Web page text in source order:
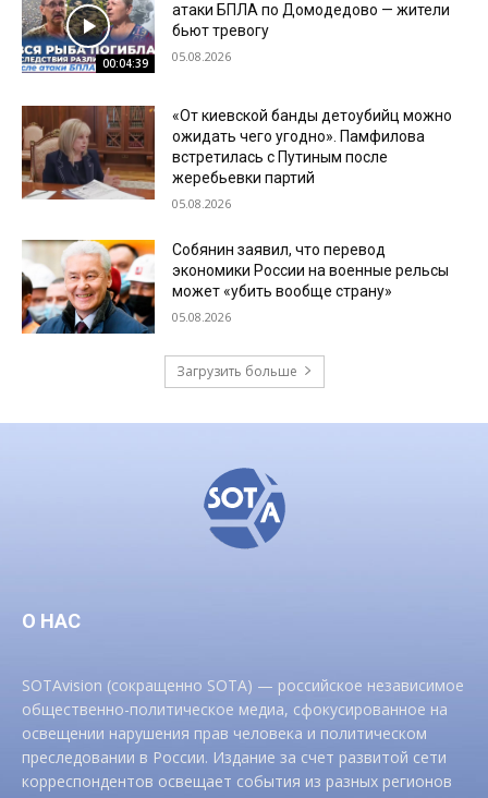
00:04:39
атаки БПЛА по Домодедово — жители
бьют тревогу
05.08.2026
«От киевской банды детоубийц можно
ожидать чего угодно». Памфилова
встретилась с Путиным после
жеребьевки партий
05.08.2026
Собянин заявил, что перевод
экономики России на военные рельсы
может «убить вообще страну»
05.08.2026
Загрузить больше
О НАС
SOTAvision (сокращенно SOTA) — российское независимое
общественно-политическое медиа, сфокусированное на
освещении нарушения прав человека и политическом
преследовании в России. Издание за счет развитой сети
корреспондентов освещает события из разных регионов